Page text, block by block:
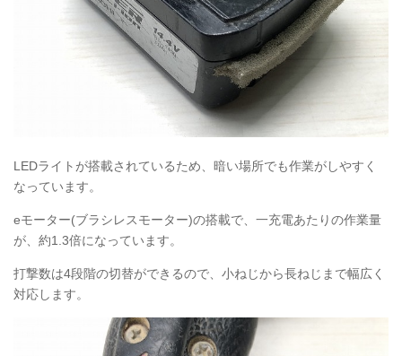
LEDライトが搭載されているため、暗い場所でも作業がしやすく
なっています。
eモーター(ブラシレスモーター)の搭載で、一充電あたりの作業量
が、約1.3倍になっています。
打撃数は4段階の切替ができるので、小ねじから長ねじまで幅広く
対応します。